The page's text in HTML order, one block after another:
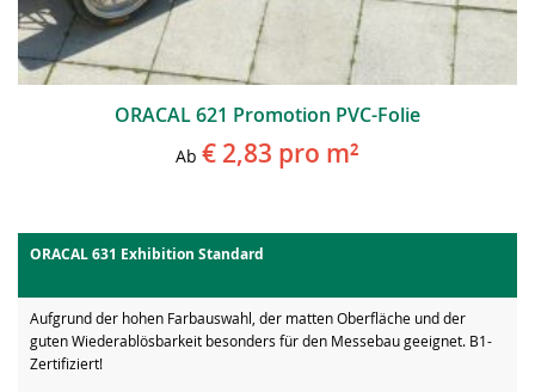
ORACAL 621 Promotion PVC-Folie
Ab € 2,83 pro m²
ORACAL 631 Exhibition Standard
Aufgrund der hohen Farbauswahl, der matten Oberfläche und der
guten Wiederablösbarkeit besonders für den Messebau geeignet. B1-
Zertifiziert!